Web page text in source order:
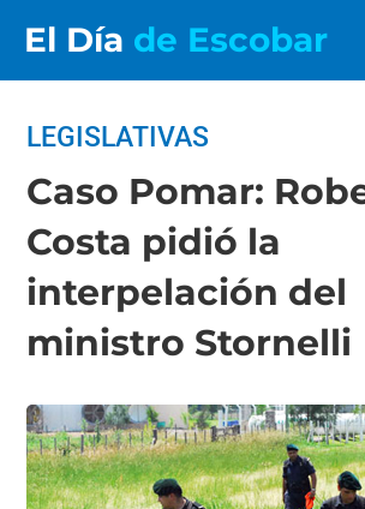
El Día de Escobar
LEGISLATIVAS
Caso Pomar:
Costa pidió la
interpelación del
ministro Stornelli